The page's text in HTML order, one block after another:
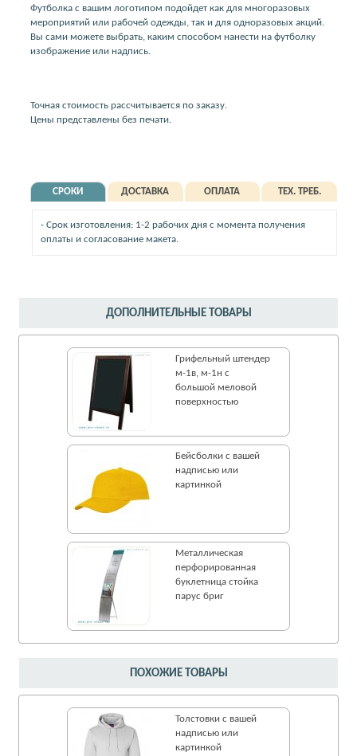
Футболка с вашим логотипом подойдет как для многоразовых
мероприятий или рабочей одежды, так и для одноразовых акций.
Вы сами можете выбрать, каким способом нанести на футболку
изображение или надпись.
Точная стоимость рассчитывается по заказу.
Цены представлены без печати.
СРОКИ ДОСТАВКА ОПЛАТА ТЕХ. ТРЕБ.
- Срок изготовления: 1-2 рабочих дня с момента получения
оплаты и согласование макета.
ПОХОЖИЕ ТОВАРЫ
Толстовки с вашей
надписью или
картинкой
ДОПОЛНИТЕЛЬНЫЕ ТОВАРЫ
Грифельный штендер
м-1в, м-1н c
большой меловой
поверхностью
Бейсболки с вашей
надписью или
картинкой
Металлическая
перфорированная
буклетница стойка
парус бриг